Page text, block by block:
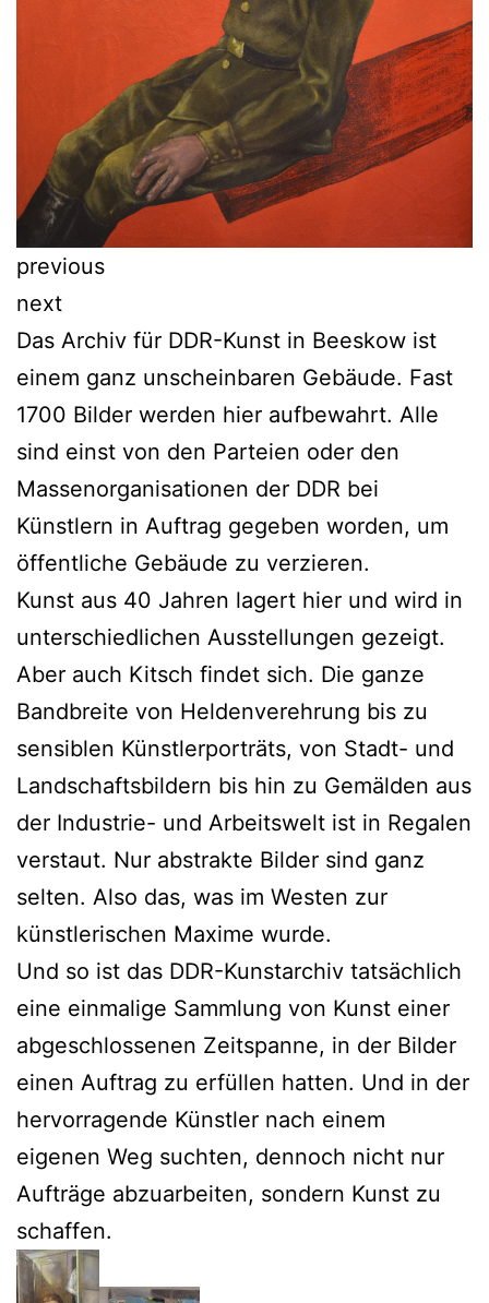
previous
next
Das Archiv für DDR-Kunst in Beeskow ist
einem ganz unscheinbaren Gebäude. Fast
1700 Bilder werden hier aufbewahrt. Alle
sind einst von den Parteien oder den
Massenorganisationen der DDR bei
Künstlern in Auftrag gegeben worden, um
öffentliche Gebäude zu verzieren.
Kunst aus 40 Jahren lagert hier und wird in
unterschiedlichen Ausstellungen gezeigt.
Aber auch Kitsch findet sich. Die ganze
Bandbreite von Heldenverehrung bis zu
sensiblen Künstlerporträts, von Stadt- und
Landschaftsbildern bis hin zu Gemälden aus
der Industrie- und Arbeitswelt ist in Regalen
verstaut. Nur abstrakte Bilder sind ganz
selten. Also das, was im Westen zur
künstlerischen Maxime wurde.
Und so ist das DDR-Kunstarchiv tatsächlich
eine einmalige Sammlung von Kunst einer
abgeschlossenen Zeitspanne, in der Bilder
einen Auftrag zu erfüllen hatten. Und in der
hervorragende Künstler nach einem
eigenen Weg suchten, dennoch nicht nur
Aufträge abzuarbeiten, sondern Kunst zu
schaffen.